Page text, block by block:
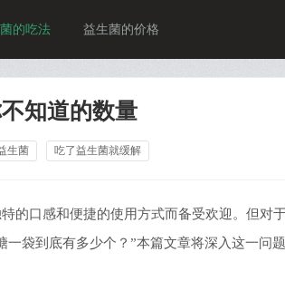
的吃法 益生菌的价格
知道的数量
生菌 吃了益生菌就缓解
的口感和便捷的使用方式而备受欢迎。但对
袋到底有多少个？”本篇文章将深入这一问